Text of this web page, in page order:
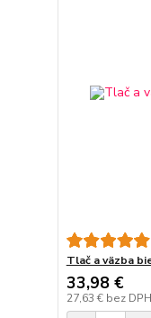
Tlač a väzba
33,98 €
27,63 € bez DPH